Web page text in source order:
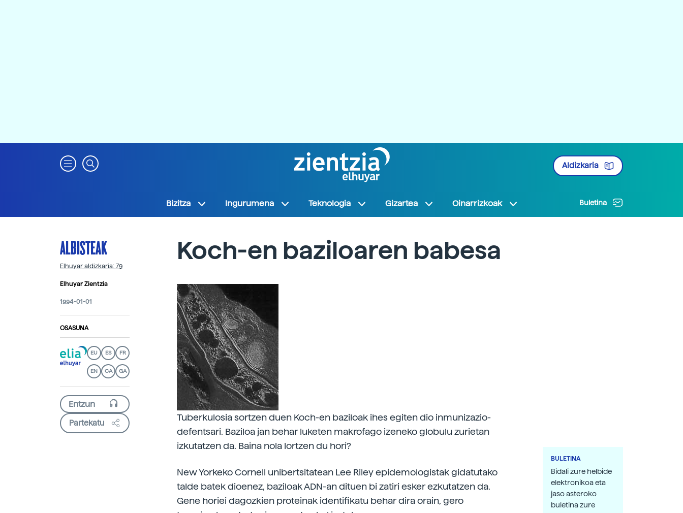
Aldizkaria
Bizitza Ingurumena Teknologia Gizartea Oinarrizkoak Buletina
ALBISTEAK
Elhuyar aldizkaria: 79
Elhuyar Zientzia
1994-01-01
OSASUNA
EU ES FR
EN CA GA
Partekatu
Koch-en baziloaren babesa
Tuberkulosia sortzen duen Koch-en baziloak ihes egiten dio inmunizazio-
defentsari. Baziloa jan behar luketen makrofago izeneko globulu zurietan
izkutatzen da. Baina nola lortzen du hori?
New Yorkeko Cornell unibertsitatean Lee Riley epidemologistak gidatutako
talde batek dioenez, baziloak ADN-an dituen bi zatiri esker ezkutatzen da.
Gene horiei dagozkien proteinak identifikatu behar dira orain, gero
BULETINA
Bidali zure helbide
elektronikoa eta
jaso asteroko
buletina zure